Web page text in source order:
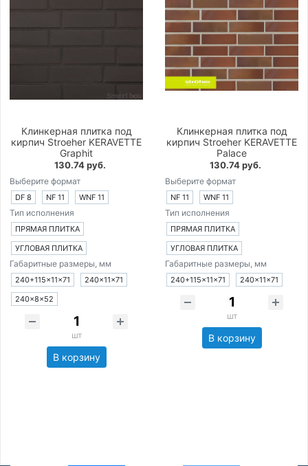
Клинкерная плитка под
кирпич Stroeher KERAVETTE
Graphit
130.74 руб.
Выберите формат
DF 8 NF 11 WNF 11
Тип исполнения
ПРЯМАЯ ПЛИТКА
УГЛОВАЯ ПЛИТКА
Габаритные размеры, мм
240+115×11×71
240×11×71
240×8×52
шт
В корзину
Клинкерная плитка под
кирпич Stroeher KERAVETTE
Palace
130.74 руб.
Выберите формат
NF 11 WNF 11
Тип исполнения
ПРЯМАЯ ПЛИТКА
УГЛОВАЯ ПЛИТКА
Габаритные размеры, мм
240+115×11×71 240×11×71
шт
В корзину